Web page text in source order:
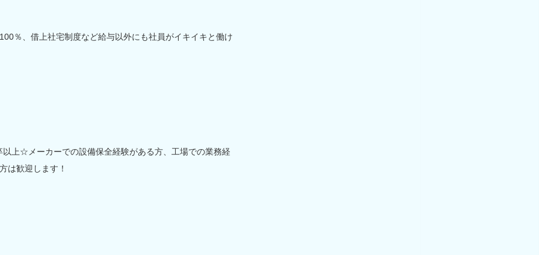
％、借上社宅制度など給与以外にも社員がイキイキと働け
上☆メーカーでの設備保全経験がある方、工場での業務経
は歓迎します！